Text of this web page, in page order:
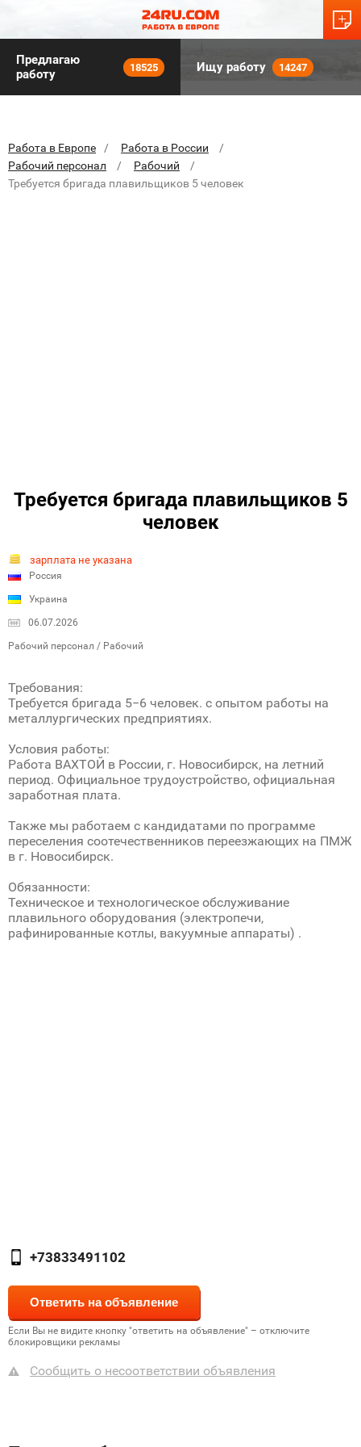
Предлагаю
работу
18525 Ищу работу 14247
Работа в Европе
Работа в России
Рабочий персонал
Рабочий
Требуется бригада плавильщиков 5 человек
Требуется бригада плавильщиков 5
человек
зарплата не указана
Россия
Украина
06.07.2026
Рабочий персонал / Рабочий
Требования:
Требуется бригада 5−6 человек. с опытом работы на
металлургических предприятиях.
Условия работы:
Работа ВАХТОЙ в России, г. Новосибирск, на летний
период. Официальное трудоустройство, официальная
заработная плата.
Также мы работаем с кандидатами по программе
переселения соотечественников переезжающих на ПМЖ
в г. Новосибирск.
Обязанности:
Техническое и технологическое обслуживание
плавильного оборудования (электропечи‚
рафинированные котлы‚ вакуумные аппараты) .
+73833491102
Если Вы не видите кнопку "ответить на объявление" – отключите
блокировщики рекламы
Сообщить о несоответствии объявления